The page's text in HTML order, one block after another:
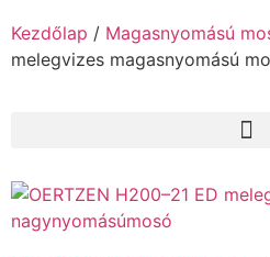
Kezdőlap / Magasnyomású
melegvizes magasnyomású